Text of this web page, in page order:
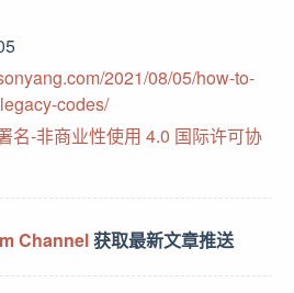
2021/08/05/how-to-
codes/
名-非商业性使用 4.0 国际许可协
Channel获取最新文章推送